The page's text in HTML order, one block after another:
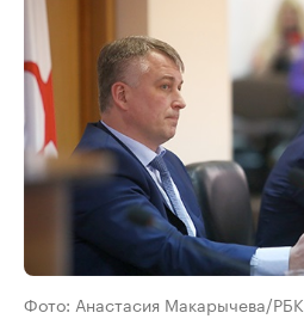
Фото: Анастасия Макарычева/РБК